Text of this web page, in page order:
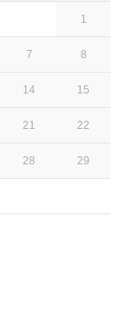
1
7 8
14 15
21 22
28 29